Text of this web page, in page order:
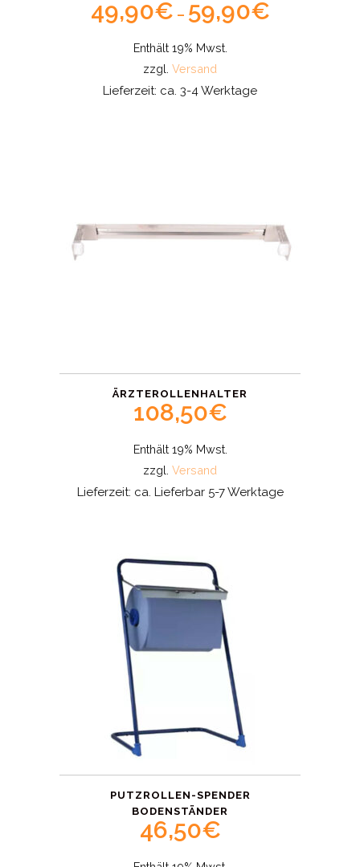
49,90€ – 59,90€Price
Enthält 19% Mwst.
zzgl. Versand
Lieferzeit: ca. 3-4 Werktage
ÄRZTEROLLENHALTER
108,50€
Enthält 19% Mwst.
zzgl. Versand
Lieferzeit: ca. Lieferbar 5-7 Werktage
PUTZROLLEN-SPENDER
BODENSTÄNDER
46,50€